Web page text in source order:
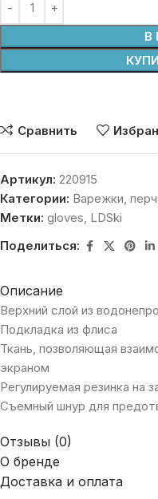
В
Сравнить
Артикул: 220915
Категории: Варежки,
Метки: gloves LDSki
Поделиться:
Описание
Верхний слой из
Подкладка из флиса
Ткань, позволяющая
экраном
Регулируемая резинка на
Съемный шнур для
Отзывы (0)
О бренде
Доставка и оплата